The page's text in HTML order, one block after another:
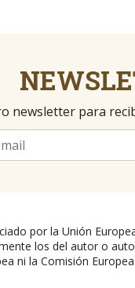
newsletter para
por la Unión
los del autor o
ni la Comisión